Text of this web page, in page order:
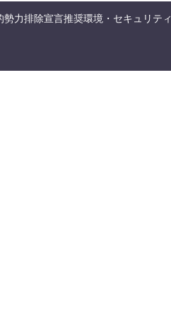
勢力排除宣言推奨環境・セキュリティ